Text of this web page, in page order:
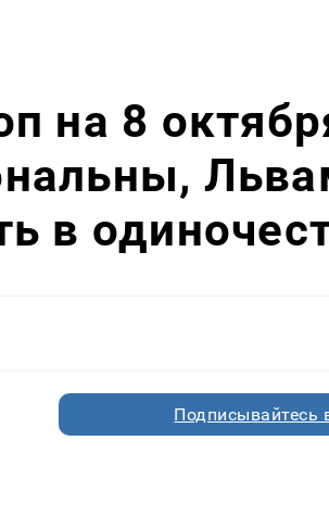
на 8
в
Подписывайтесь